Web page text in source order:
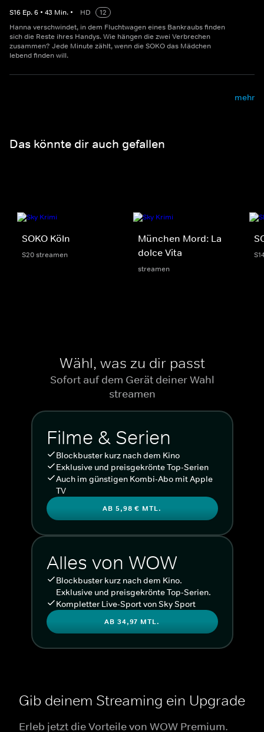
S16 Ep.6 • 43 Min. • HD
12
Hanna verschwindet, in dem Fluchtwagen eines Bankraubs finden
sich die Reste ihres Handys. Wie hängen die zwei Verbrechen
zusammen? Jede Minute zählt, wenn die SOKO das Mädchen
lebend finden will.
mehr
Das könnte dir auch gefallen
SOKO Köln
S20 streamen
München Mord: La
dolce Vita
streamen
Wähl, was zu dir passt
Sofort auf dem Gerät deiner Wahl
streamen
Filme & Serien
Blockbuster kurz nach dem Kino
Exklusive und preisgekrönte Top-Serien
Auch im günstigen Kombi-Abo mit Apple
TV
AB 5,98 € MTL.
Alles von WOW
Blockbuster kurz nach dem Kino.
Exklusive und preisgekrönte Top-Serien.
Kompletter Live-Sport von Sky Sport
AB 34,97 MTL.
Gib deinem Streaming ein Upgrade
Erleb jetzt die Vorteile von WOW Premium.